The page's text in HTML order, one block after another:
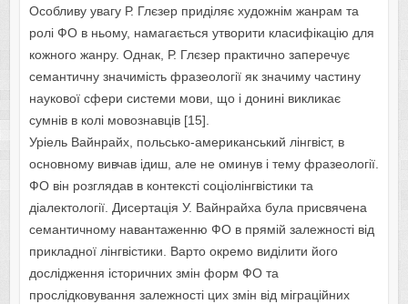
Особливу увагу Р. Глєзер приділяє художнім жанрам та
ролі ФО в ньому, намагається утворити класифікацію для
кожного жанру. Однак, Р. Глєзер практично заперечує
семантичну значимість фразеології як значиму частину
наукової сфери системи мови, що і донині викликає
сумнів в колі мовознавців [15].
Уріель Вайнрайх, польсько-американський лінгвіст, в
основному вивчав ідиш, але не оминув і тему фразеології.
ФО він розглядав в контексті соціолінгвістики та
діалектології. Дисертація У. Вайнрайха була присвячена
семантичному навантаженню ФО в прямій залежності від
прикладної лінгвістики. Варто окремо виділити його
дослідження історичних змін форм ФО та
прослідковування залежності цих змін від міграційних